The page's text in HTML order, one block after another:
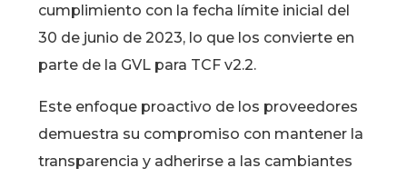
cumplimiento con la fecha límite inicial del
30 de junio de 2023, lo que los convierte en
parte de la GVL para TCF v2.2.
Este enfoque proactivo de los proveedores
demuestra su compromiso con mantener la
transparencia y adherirse a las cambiantes